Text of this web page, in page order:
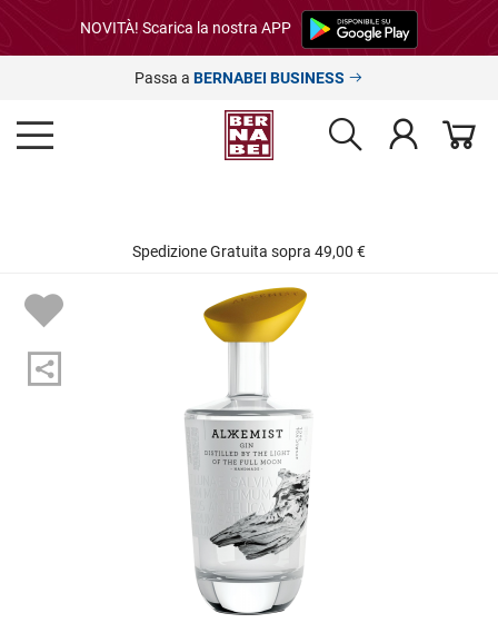
NOVITÀ! Scarica la nostra APP
Passa a BERNABEI BUSINESS
Spedizione Gratuita sopra 49,00 €